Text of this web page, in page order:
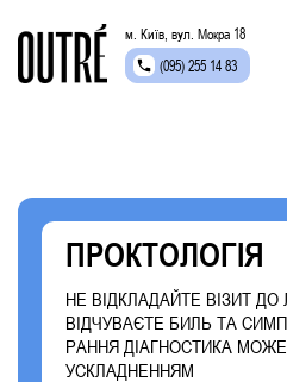
м. Київ, вул. Мокра 18
(095) 255 14 83
ПРОКТОЛОГІЯ
НЕ ВІДКЛАДАЙТЕ ВІЗИТ
ВІДЧУВАЄТЕ БИЛЬ ТА
РАННЯ ДІАГНОСТИКА
УСКЛАДНЕННЯМ